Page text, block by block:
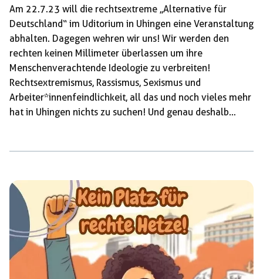
Am 22.7.23 will die rechtsextreme ,,Alternative für
Deutschland“ im Uditorium in Uhingen eine Veranstaltung
abhalten. Dagegen wehren wir uns! Wir werden den
rechten keinen Millimeter überlassen um ihre
Menschenverachtende Ideologie zu verbreiten!
Rechtsextremismus, Rassismus, Sexismus und
Arbeiter*innenfeindlichkeit, all das und noch vieles mehr
hat in Uhingen nichts zu suchen! Und genau deshalb